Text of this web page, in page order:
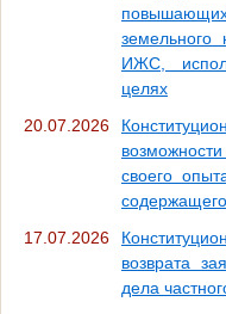
земельного
ИЖС,
целях
20.07.2026
своего
17.07.2026
возврата
дела